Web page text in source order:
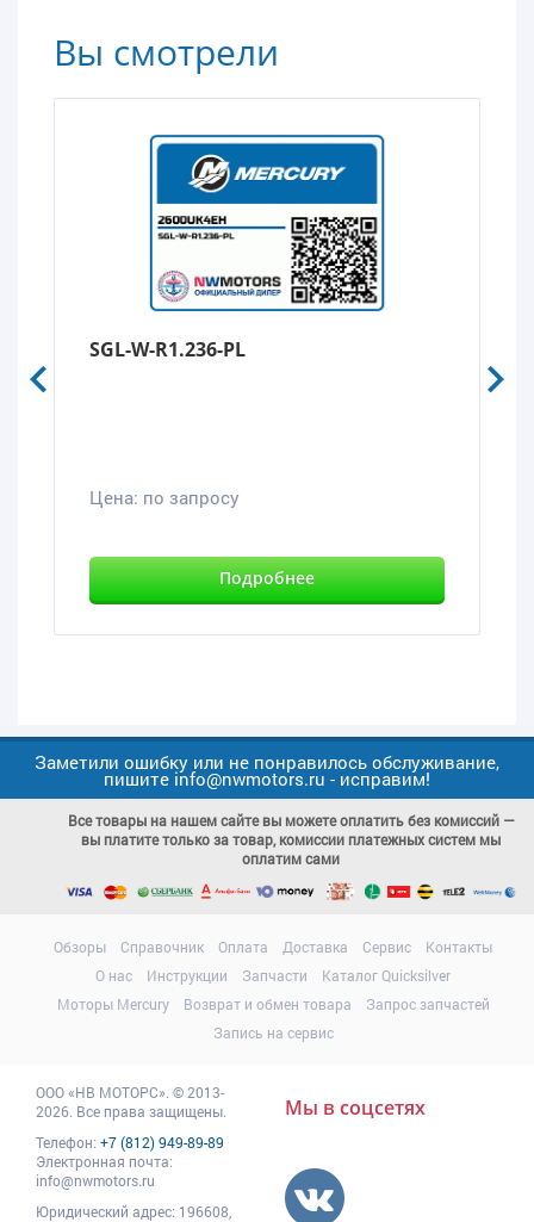
Вы смотрели
SGL-W-R1.236-PL
Цена: по запросу
Подробнее
Заметили ошибку или не понравилось обслуживание,
пишите info@nwmotors.ru - исправим!
Все товары на нашем сайте вы можете оплатить без комиссий —
вы платите только за товар, комиссии платежных систем мы
оплатим сами
Обзоры Справочник Оплата Доставка Сервис
Контакты
О нас
Инструкции Запчасти
Каталог Quicksilver
Моторы Mercury
Возврат и обмен товара
Запрос запчастей
Запись на сервис
ООО«НВ МОТОРС» © 2013-
2026. Все права защищены.
Телефон: +7 (812) 949-89-89
Электронная почта:
info@nwmotors.ru
Юридический адрес: 196608
Мы в соцсетях